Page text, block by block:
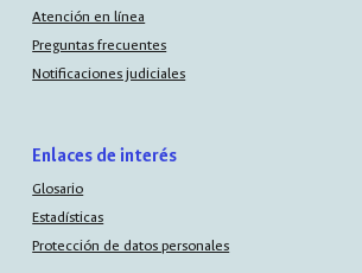
Atención en línea
Preguntas frecuentes
Notificaciones judiciales
Enlaces de interés
Glosario
Estadísticas
Protección de datos personales